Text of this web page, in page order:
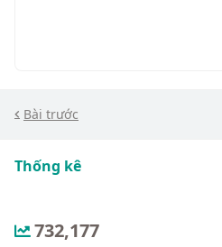
Bài trước
Thống kê
732,177